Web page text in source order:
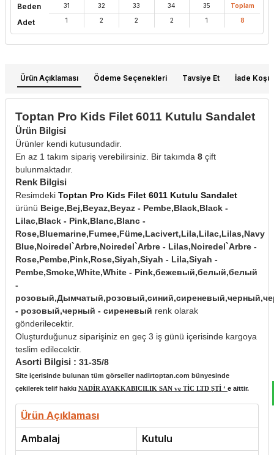
Beden
Adet
31
1
32
2
33
2
34
2
35
1
Toplam
8
Ürün Açıklaması Ödeme Seçenekleri Tavsiye Et İade
Toptan Pro Kids Filet 6011 Kutulu Sandalet
Ürün Bilgisi
Ürünler kendi kutusundadir.
En az 1 takım sipariş verebilirsiniz. Bir takımda 8 çift
bulunmaktadır.
Renk Bilgisi
Resimdeki Toptan Pro Kids Filet 6011 Kutulu Sandalet
ürünü Beige,Bej,Beyaz,Beyaz - Pembe,Black,Black -
Lilac,Black - Pink,Blanc,Blanc -
Rose,Bluemarine,Fumee,Füme,Lacivert,Lila,Lilac,Lilas,Navy
Blue,Noiredel`Arbre,Noiredel`Arbre - Lilas,Noiredel`Arbre -
Rose,Pembe,Pink,Rose,Siyah,Siyah - Lila,Siyah -
Pembe,Smoke,White,White - Pink,бежевый,белый,белый
-
- розовый,черный - сиреневый renk olarak
gönderilecektir.
Oluşturduğunuz siparişiniz en geç 3 iş günü içerisinde kargoya
teslim edilecektir.
Asorti Bilgisi : 31-35/8
Site içerisinde bulunan tüm görseller nadirtoptan.com bünyesinde
çekilerek telif hakkı NADİR AYAKKABICILIK SAN ve TİC LTD ŞTİ ‘ e aittir.
Ürün Açıklaması
Ambalaj
Kutulu